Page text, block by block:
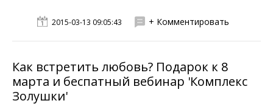
2015-03-13 09:05:43 + Комментировать
Как встретить любовь? Подарок к 8
марта и беспатный вебинар 'Комплекс
Золушки'